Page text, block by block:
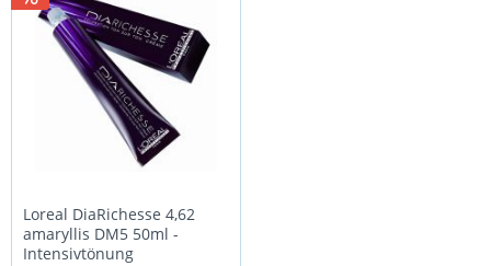
Loreal DiaRichesse 4,62
amaryllis DM5 50ml -
Intensivtönung